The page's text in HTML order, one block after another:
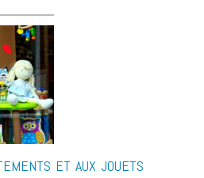
ET AUX JOUETS